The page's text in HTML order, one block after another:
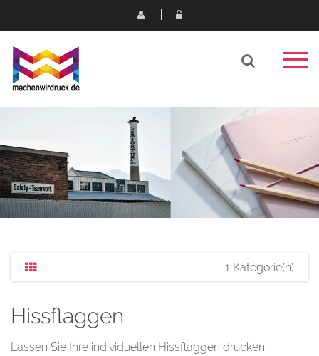
1 Kategorie(n)
Hissflaggen
Lassen Sie Ihre individuellen Hissflaggen drucken.